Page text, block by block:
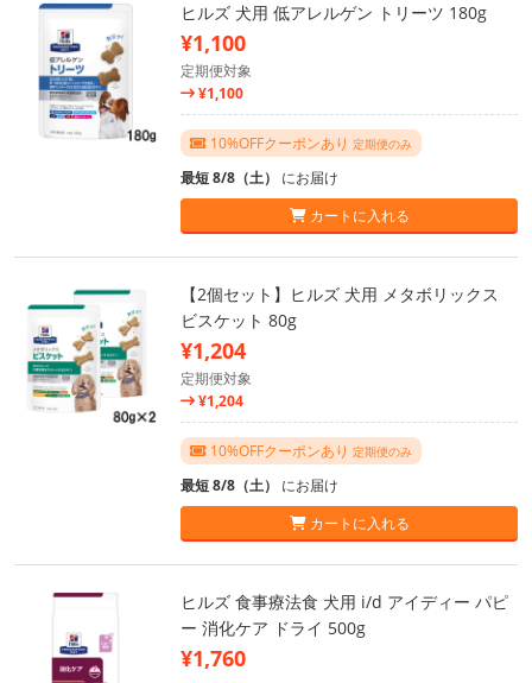
ヒルズ 犬用 低アレルゲン トリーツ 180g
¥1,100
定期便対象
¥1,100
10%OFFクーポンあり 定期便のみ
最短 8/8（土） にお届け
カートに入れる
【2個セット】ヒルズ 犬用 メタボリックス
ビスケット 80g
¥1,204
定期便対象
¥1,204
10%OFFクーポンあり 定期便のみ
最短 8/8（土） にお届け
カートに入れる
ヒルズ 食事療法食 犬用 i/d アイディー パピ
ー 消化ケア ドライ 500g
¥1,760